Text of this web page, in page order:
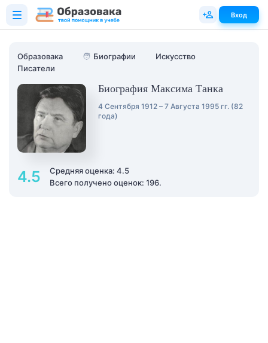
Образовака 🧑 Биографии
Искусство
Писатели
Биография Максима Танка
4 Сентября 1912 – 7 Августа 1995 гг. (82
года)
4.5
Средняя оценка: 4.5
Всего получено оценок: 196.
Вход